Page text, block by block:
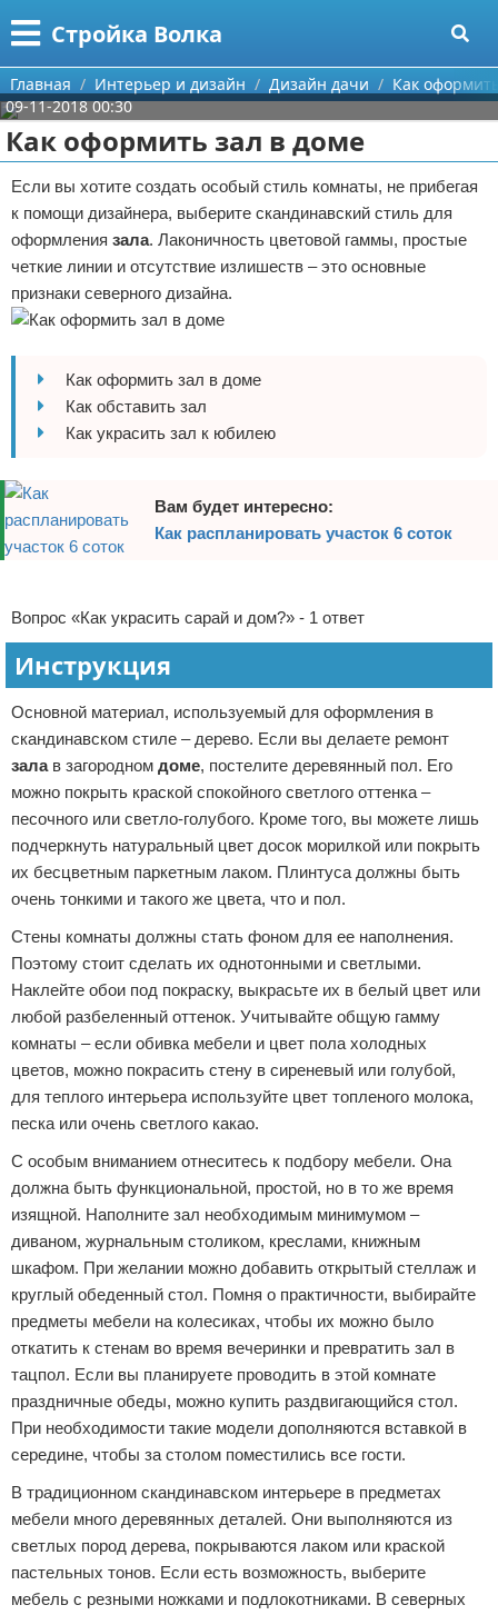
Стройка Волка
Меню
Главная
Категории
Мебель
Интерьер и дизайн
Дизайн дачи
Дизайн квартиры
Кухня
Посуда
Ремонт
Ремонт дачи
Инструменты
Домашний быт
Сантехника
Безопасность
Стройматериалы
Разное
Поиск
О проекте
Контакты
Сотрудничество
Размещение рекламы
Для правообладателей
Условия предоставления информации
Отказ от ответственности
Главная Интерьер и дизайн Дизайн дачи
Как
09-11-2018 00:30
Как оформить зал в доме
Если вы хотите создать особый стиль комнаты, не прибегая
к помощи дизайнера, выберите скандинавский стиль для
оформления зала. Лаконичность цветовой гаммы, простые
четкие линии и отсутствие излишеств – это основные
признаки северного дизайна.
Как оформить зал в доме
Как обставить зал
Как украсить зал к юбилею
Вам будет интересно:
Как распланировать участок 6 соток
Вопрос «Как украсить сарай и дом?» - 1 ответ
Инструкция
Основной материал, используемый для оформления в
скандинавском стиле – дерево. Если вы делаете ремонт
залав загородном доме, постелите деревянный пол. Его
можно покрыть краской спокойного светлого оттенка –
песочного или светло-голубого. Кроме того, вы можете лишь
подчеркнуть натуральный цвет досок морилкой или покрыть
их бесцветным паркетным лаком. Плинтуса должны быть
очень тонкими и такого же цвета, что и пол.
Стены комнаты должны стать фоном для ее наполнения.
Поэтому стоит сделать их однотонными и светлыми.
Наклейте обои под покраску, выкрасьте их в белый цвет или
любой разбеленный оттенок. Учитывайте общую гамму
комнаты – если обивка мебели и цвет пола холодных
цветов, можно покрасить стену в сиреневый или голубой,
для теплого интерьера используйте цвет топленого молока,
песка или очень светлого какао.
С особым вниманием отнеситесь к подбору мебели. Она
должна быть функциональной, простой, но в то же время
изящной. Наполните зал необходимым минимумом –
диваном, журнальным столиком, креслами, книжным
шкафом. При желании можно добавить открытый стеллаж и
круглый обеденный стол. Помня о практичности, выбирайте
предметы мебели на колесиках, чтобы их можно было
откатить к стенам во время вечеринки и превратить зал в
тацпол. Если вы планируете проводить в этой комнате
праздничные обеды, можно купить раздвигающийся стол.
При необходимости такие модели дополняются вставкой в
середине, чтобы за столом поместились все гости.
В традиционном скандинавском интерьере в предметах
мебели много деревянных деталей. Они выполняются из
светлых пород дерева, покрываются лаком или краской
пастельных тонов. Если есть возможность, выберите
мебель с резными ножками и подлокотниками. В северных